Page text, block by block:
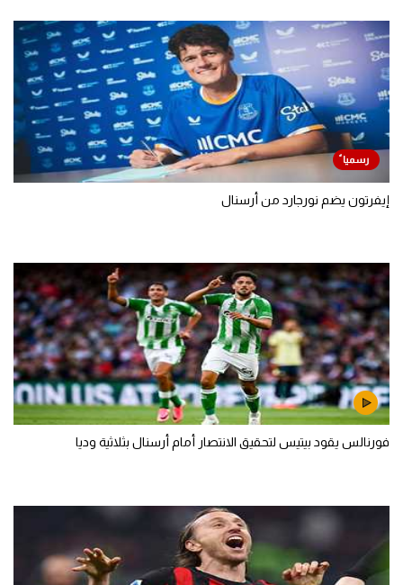
إيفرتون يضم نورجارد من أرسنال
فورنالس يقود بيتيس لتحقيق الانتصار أمام أرسنال بثلاثية وديا